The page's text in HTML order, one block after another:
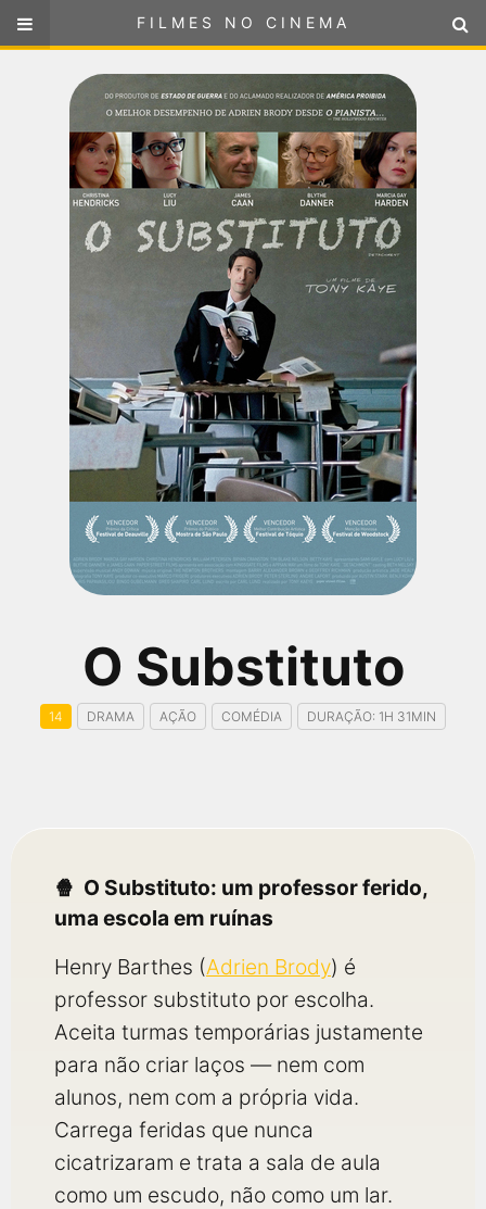
FILMES NO CINEMA
ou selecione sua localização
O Substituto
14 DRAMA AÇÃO COMÉDIA DURAÇÃO: 1H 31MIN
O Substituto: um professor ferido,
uma escola em ruínas
Henry Barthes (Adrien Brody) é
professor substituto por escolha.
Aceita turmas temporárias justamente
para não criar laços — nem com
alunos, nem com a própria vida.
Carrega feridas que nunca
cicatrizaram e trata a sala de aula
como um escudo, não como um lar.
FILMES NO CINEMA
SELECIONE SUA LOCALIZAÇÃO
FILMES EM CARTAZ
PRÓXIMOS LANÇAMENTOS
GÊNEROS
PÁGINA INICIAL
FilmesNoCinema.com.bré o maior localizador de filmes e
sessões de cinema no Brasil. Através dele, você pode
encontrar os filmes no cinema mais próximos a você ou a
qualquer cidade em território brasileiro. Você pode também
trailers e muito mais.